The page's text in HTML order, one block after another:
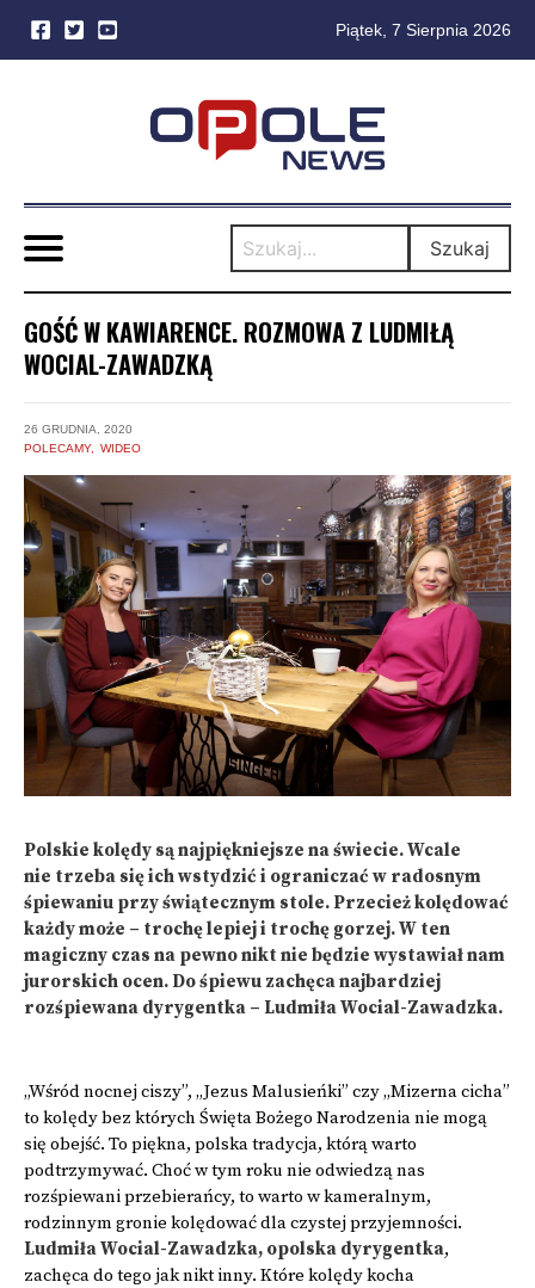
Piątek, 7 Sierpnia 2026
Szukaj
GOŚĆ W KAWIARENCE. ROZMOWA Z LUDMIŁĄ
WOCIAL-ZAWADZKĄ
26 GRUDNIA, 2020
POLECAMY
WIDEO
Polskie kolędy są najpiękniejsze na świecie. Wcale
nie trzeba się ich wstydzić i ograniczać w radosnym
śpiewaniu przy świątecznym stole. Przecież kolędować
każdy może – trochę lepiej i trochę gorzej. W ten
magiczny czas na pewno nikt nie będzie wystawiał nam
jurorskich ocen. Do śpiewu zachęca najbardziej
rozśpiewana dyrygentka – Ludmiła Wocial-Zawadzka.
„Wśród nocnej ciszy”, „Jezus Malusieńki” czy „Mizerna cicha”
to kolędy bez których Święta Bożego Narodzenia nie mogą
się obejść. To piękna, polska tradycja, którą warto
podtrzymywać. Choć w tym roku nie odwiedzą nas
rozśpiewani przebierańcy, to warto w kameralnym,
rodzinnym gronie kolędować dla czystej przyjemności.
Ludmiła Wocial-Zawadzka, opolska dyrygentka,
zachęca do tego jak nikt inny. Które kolędy kocha